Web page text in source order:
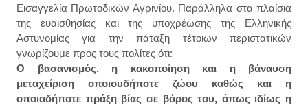
Εισαγγελία Πρωτοδικών Αγρινίου. Παράλληλα στα πλαίσια
της ευαισθησίας και της υποχρέωσης της Ελληνικής
Αστυνομίας για την πάταξη τέτοιων περιστατικών
γνωρίζουμε προς τους πολίτες ότι:
Ο βασανισμός, η κακοποίηση και η βάναυση
μεταχείριση οποιουδήποτε ζώου καθώς και η
οποιαδήποτε πράξη βίας σε βάρος του, όπως ιδίως η